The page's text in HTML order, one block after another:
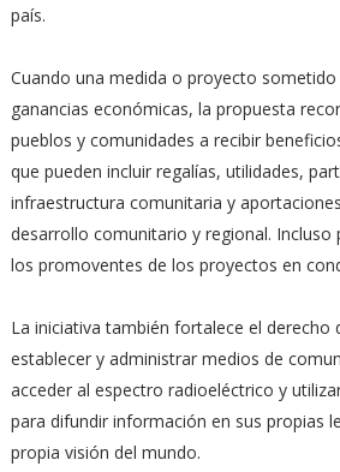
país.
Cuando una medida o proyecto
ganancias económicas, la propuesta
pueblos y comunidades a recibir
que pueden incluir regalías, utilidades,
infraestructura comunitaria y
desarrollo comunitario y regional. Incluso
los promoventes de los proyectos en
La iniciativa también fortalece el derecho
establecer y administrar medios de
acceder al espectro radioeléctrico y
para difundir información en sus propias
propia visión del mundo.